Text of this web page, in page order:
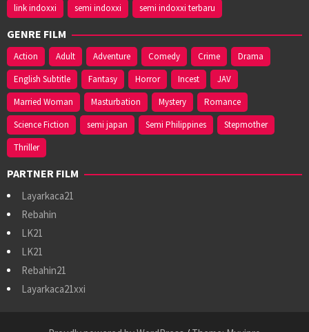
link indoxxi
semi indoxxi semi indoxxi terbaru
GENRE FILM
Action Adult Adventure Comedy Crime
Drama
English Subtitle
Fantasy Horror Incest
JAV
Married Woman
Masturbation Mystery
Romance
Science Fiction
semi japan Semi Philippines
Stepmother
Thriller
PARTNER FILM
Layarkaca21
Rebahin
LK21
LK21
Rebahin21
Layarkaca21xxi